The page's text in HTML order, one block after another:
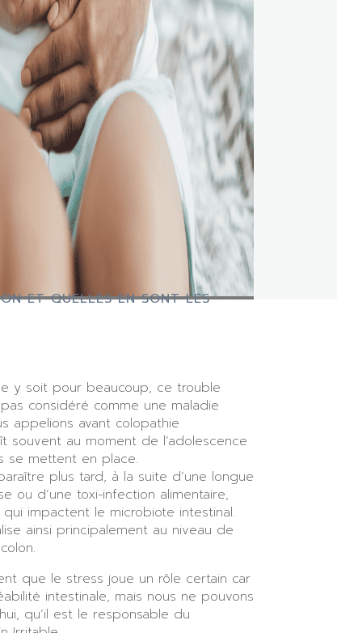
ET QUELLES EN SONT LES
y soit pour beaucoup, ce trouble
considéré comme une maladie
appelions avant colopathie
souvent au moment de l’adolescence
se mettent en place.
plus tard, à la suite d’une longue
ou d’une toxi-infection alimentaire,
impactent le microbiote intestinal.
ainsi principalement au niveau de
que le stress joue un rôle certain car
intestinale, mais nous ne pouvons
qu’il est le responsable du